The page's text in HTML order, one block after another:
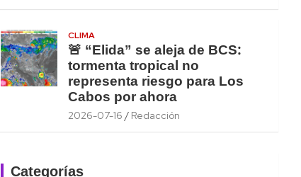
CLIMA
🚨 “Elida” se aleja de BCS:
tormenta tropical no
representa riesgo para Los
Cabos por ahora
2026-07-16 Redacción